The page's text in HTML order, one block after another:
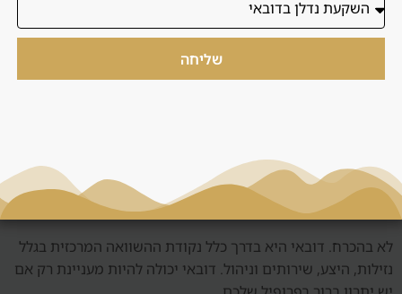
בפועל, התהליך מתחיל בפרופיל משקיע: תקציב, טווח החזקה,
צורך בתזרים, רמת סיכון, אפשרות ביקור בשטח, צורך בשירותי
ויזת משקיע בדובאי
האם דובאי עדיפה על דובאי?
לא בהכרח. דובאי היא בדרך כלל נקודת ההשוואה המרכזית בגלל
נזילות, היצע, שירותים וניהול. דובאי יכולה להיות מעניינת רק אם
שליחה